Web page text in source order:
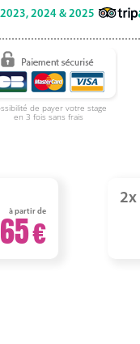
2024 & 2025
de payer votre stage
en 3 fois sans frais
à partir de
2x